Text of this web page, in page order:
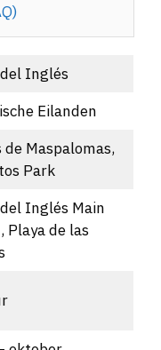
Inglés
Eilanden
de Maspalomas,
Park
Inglés Main
Playa de las